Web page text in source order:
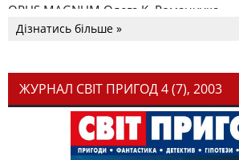
OPUS MAGNUM Олега К. Романчука
Дізнатись більше »
ЖУРНАЛ СВІТ ПРИГОД 4 (7), 2003